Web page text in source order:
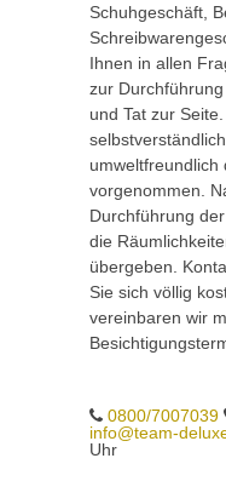
Schuhgeschäft,
Ihnen in allen
zur
und Tat zur
umweltfreundlich
vorgenommen.
Durchführung
die
übergeben.
Sie sich völlig
vereinbaren wir
0800/7007039
info@team-
Uhr